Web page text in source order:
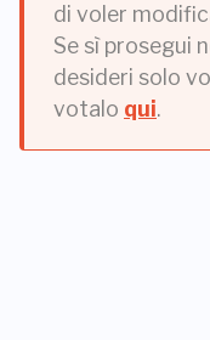
di voler
Se sì prosegui
desideri solo
votalo qui.